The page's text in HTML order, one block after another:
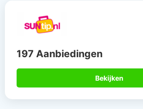
197 Aanbiedingen
Bekijken